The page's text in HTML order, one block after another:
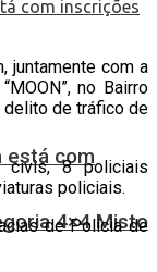
está com
4×4 Misto
juntamente com a
no Bairro
delito de tráfico de
civis, 8 policiais
policiais.
de Polícia de